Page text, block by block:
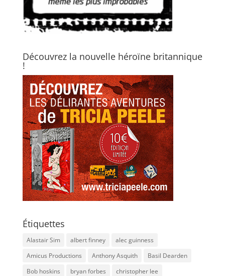
Découvrez la nouvelle héroïne britannique
!
Étiquettes
Alastair Sim albert finney
alec guinness
Amicus Productions
Anthony Asquith
Basil Dearden
Bob hoskins
bryan forbes
christopher lee